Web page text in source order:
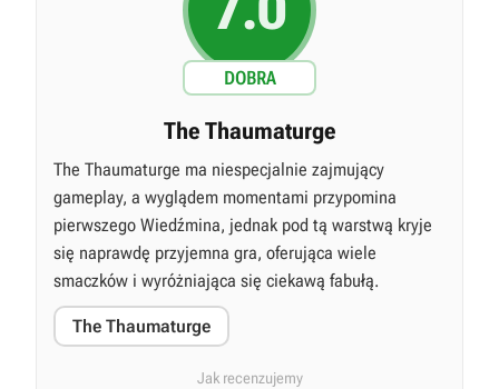
DOBRA
The Thaumaturge
The Thaumaturge ma niespecjalnie zajmujący
gameplay, a wyglądem momentami przypomina
pierwszego Wiedźmina, jednak pod tą warstwą kryje
się naprawdę przyjemna gra, oferująca wiele
smaczków i wyróżniająca się ciekawą fabułą.
The Thaumaturge
Jak recenzujemy